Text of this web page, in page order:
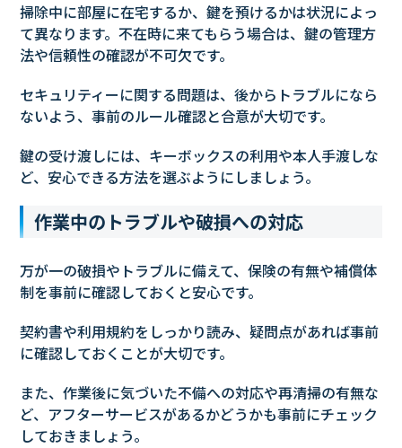
掃除中に部屋に在宅するか、鍵を預けるかは状況によっ
て異なります。不在時に来てもらう場合は、鍵の管理方
法や信頼性の確認が不可欠です。
セキュリティーに関する問題は、後からトラブルになら
ないよう、事前のルール確認と合意が大切です。
鍵の受け渡しには、キーボックスの利用や本人手渡しな
ど、安心できる方法を選ぶようにしましょう。
作業中のトラブルや破損への対応
万が一の破損やトラブルに備えて、保険の有無や補償体
制を事前に確認しておくと安心です。
契約書や利用規約をしっかり読み、疑問点があれば事前
に確認しておくことが大切です。
また、作業後に気づいた不備への対応や再清掃の有無な
ど、アフターサービスがあるかどうかも事前にチェック
しておきましょう。